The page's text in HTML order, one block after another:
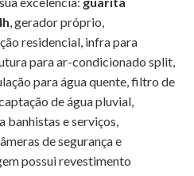
, gerador próprio,
residencial, infra para
para ar-condicionado split,
para água quente, filtro de
de água pluvial,
banhistas e serviços,
de segurança e
possui revestimento